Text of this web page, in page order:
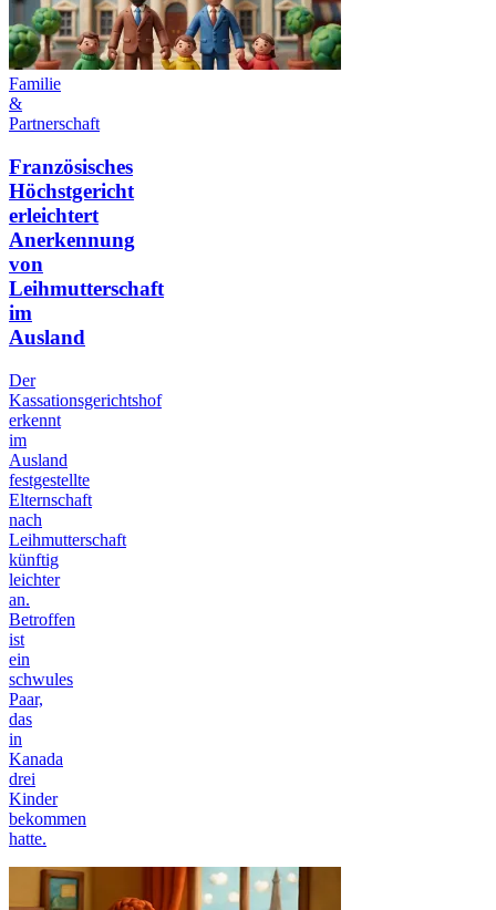
Familie
&
Partnerschaft
Französisches
Höchstgericht
erleichtert
Anerkennung
von
Leihmutterschaft
im
Ausland
Der
Kassationsgerichtshof
erkennt
im
Ausland
festgestellte
Elternschaft
nach
Leihmutterschaft
künftig
leichter
an.
Betroffen
ist
ein
schwules
Paar,
das
in
Kanada
drei
Kinder
bekommen
hatte.